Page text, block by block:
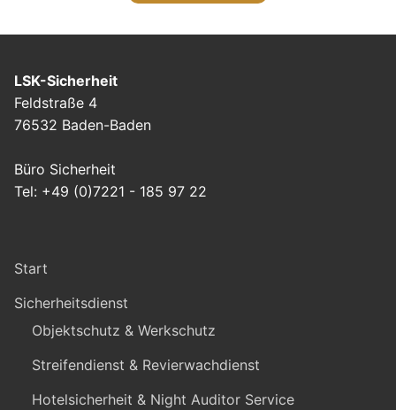
LSK-Sicherheit
Feldstraße 4
76532 Baden-Baden
Büro Sicherheit
Tel: +49 (0)7221 - 185 97 22
Start
Sicherheitsdienst
Objektschutz & Werkschutz
Streifendienst & Revierwachdienst
Hotelsicherheit & Night Auditor Service